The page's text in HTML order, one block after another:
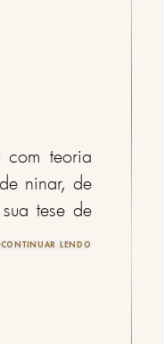
com teoria
ninar, de
tese de
CONTINUAR LENDO